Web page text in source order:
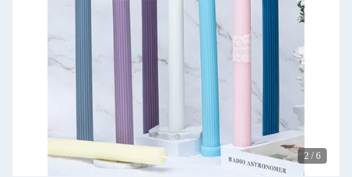
3 / 6